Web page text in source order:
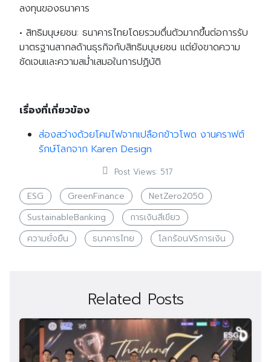
Search
Search
ลงทุนของธนาคาร
• สิทธิมนุษยชน: ธนาคารไทยโดยรวมตื่นตัวมากขึ้นต่อการรับ
มาตรฐานสากลด้านธุรกิจกับสิทธิมนุษยชน แต่ยังขาดความ
ชัดเจนและความสม่ำเสมอในการปฏิบัติ
เรื่องที่เกี่ยวข้อง
ส่องสว่างด้วยโคมไฟจากเปลือกข้าวโพด งานคราฟต์
รักษ์โลกจาก Karen Design
Post Views: 517
ESG GreenFinance
NetZero2050
SustainableBanking
การเงินสีเขียว
ความยั่งยืน
ธนาคารไทย โลกร้อนVSการเงิน
Related Posts